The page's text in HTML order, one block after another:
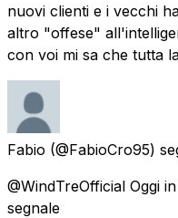
nuovi clienti e i vecchi
altro "offese"
con voi mi sa che tutta
Fabio (@FabioCro95)
@WindTreOfficial Oggi
segnale